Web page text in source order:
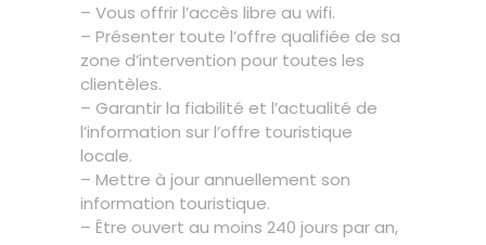
– Vous offrir l’accès libre au wifi.
– Présenter toute l’offre qualifiée de sa
zone d’intervention pour toutes les
clientèles.
– Garantir la fiabilité et l’actualité de
l’information sur l’offre touristique
locale.
– Mettre à jour annuellement son
information touristique.
– Être ouvert au moins 240 jours par an,